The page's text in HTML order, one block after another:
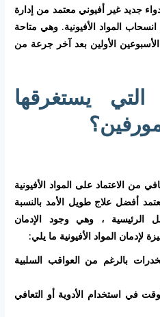
جديد غير أفيوني معتمد من إدارة
المواد الأفيونية. وهي متاحة
الأسبوعين الأولين بعد آخر جرعة من
يستغرقها
من الاعتماد على المواد الأفيونية
أفضل علاج طويل الأمد بالنسبة
، وهي وجود الإدمان
المواد الأفيونية ما يلي:
بالرغم من العواقب السلبية
في استخدام الأدوية أو التعافي